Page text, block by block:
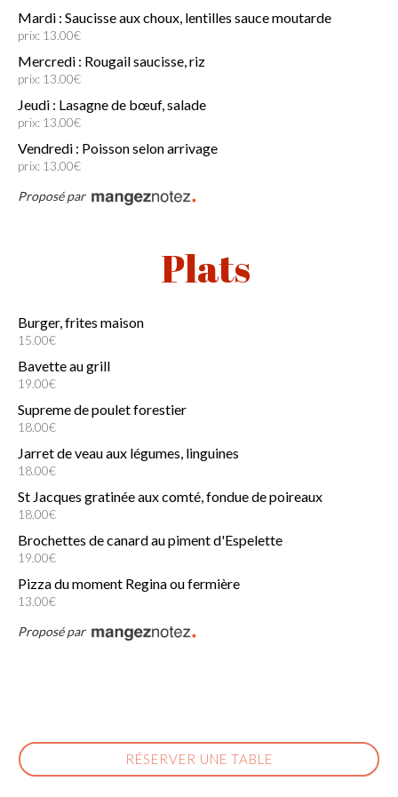
Mardi : Saucisse aux choux, lentilles sauce moutarde
prix: 13.00€
Mercredi : Rougail saucisse, riz
prix: 13.00€
Jeudi : Lasagne de bœuf, salade
prix: 13.00€
Vendredi : Poisson selon arrivage
prix: 13.00€
Proposé par
Plats
Burger, frites maison
15.00€
Bavette au grill
19.00€
Supreme de poulet forestier
18.00€
Jarret de veau aux légumes, linguines
18.00€
St Jacques gratinée aux comté, fondue de poireaux
18.00€
Brochettes de canard au piment d'Espelette
19.00€
Pizza du moment Regina ou fermière
13.00€
Proposé par
RÉSERVER UNE TABLE